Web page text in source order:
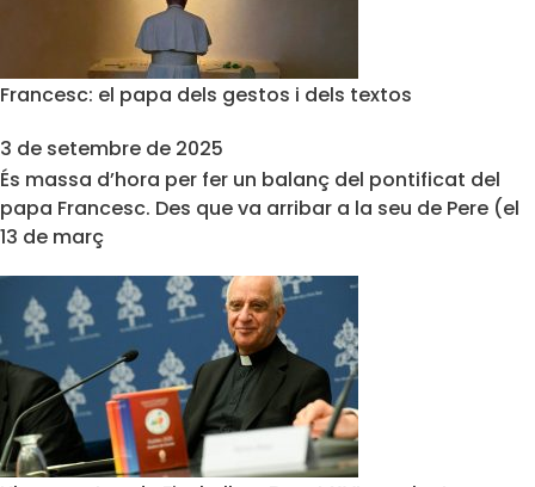
Francesc: el papa dels gestos i dels textos
3 de setembre de 2025
És massa d’hora per fer un balanç del pontificat del
papa Francesc. Des que va arribar a la seu de Pere (el
13 de març